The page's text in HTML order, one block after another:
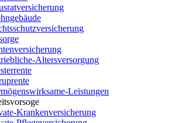
Altersversorgung
Leistungen
Krankenversicherung